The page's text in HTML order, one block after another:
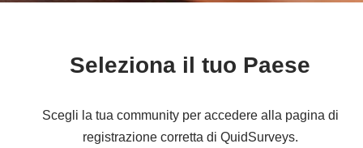
Seleziona il tuo Paese
Scegli la tua community per accedere alla pagina di
registrazione corretta di QuidSurveys.